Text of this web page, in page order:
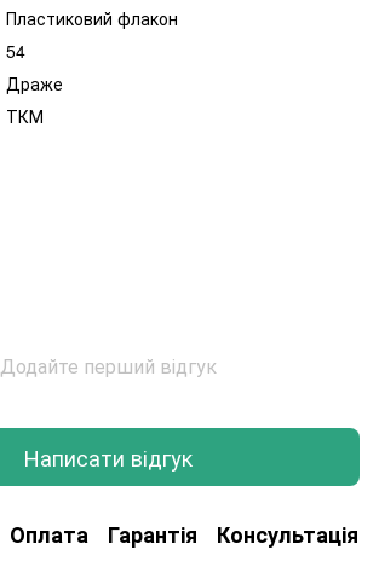
Пластиковий флакон
54
Драже
ТКМ
Додайте перший відгук
Написати відгук
Оплата Гарантія Консультація